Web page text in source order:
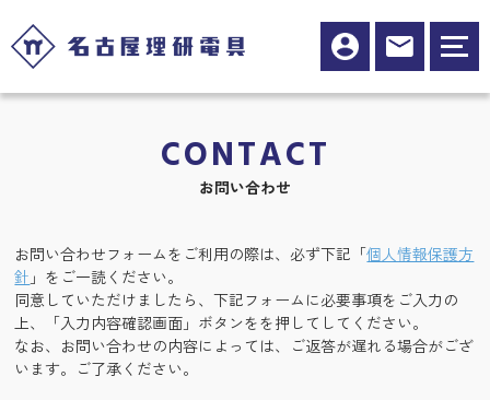
CONTACT
お問い合わせ
お問い合わせフォームをご利用の際は、必ず下記「個人情報保護方
針 」をご一読ください。
同意していただけましたら、下記フォームに必要事項をご入力の
上、「入力内容確認画面」ボタンをを押してしてください。
なお、お問い合わせの内容によっては、ご返答が遅れる場合がござ
います。ご了承ください。